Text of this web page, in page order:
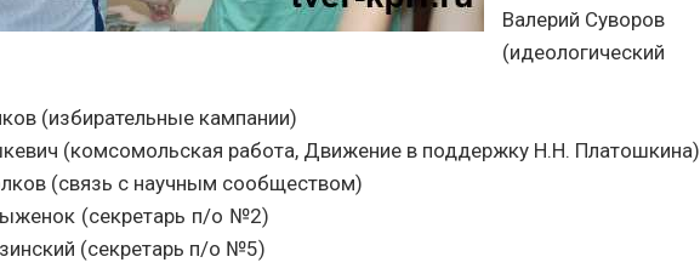
Валерий Суворов
(идеологический
(избирательные кампании)
(комсомольская работа, Движение в поддержку Н.Н. Платошкина)
(связь с научным сообществом)
(секретарь п/о №2)
(секретарь п/о №5)